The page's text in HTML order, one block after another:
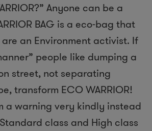
Anyone can be a
BAG is a eco-bag that
an Environment activist. If
people like dumping a
street, not separating
transform ECO WARRIOR!
a warning very kindly instead
class and High class